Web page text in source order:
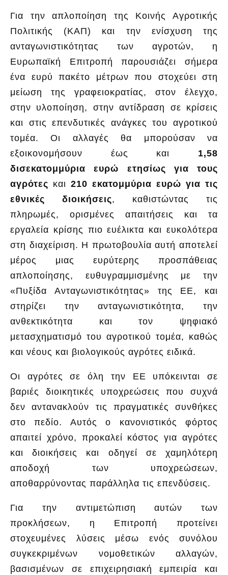
Για την απλοποίηση της Κοινής Αγροτικής
Πολιτικής (ΚΑΠ) και την ενίσχυση της
ανταγωνιστικότητας των αγροτών, η
Ευρωπαϊκή Επιτροπή παρουσιάζει σήμερα
ένα ευρύ πακέτο μέτρων που στοχεύει στη
μείωση της γραφειοκρατίας, στον έλεγχο,
στην υλοποίηση, στην αντίδραση σε κρίσεις
και στις επενδυτικές ανάγκες του αγροτικού
τομέα. Οι αλλαγές θα μπορούσαν να
εξοικονομήσουν έως και 1,58
δισεκατομμύρια ευρώ ετησίως για τους
αγρότες και 210 εκατομμύρια ευρώ για τις
εθνικές διοικήσεις, καθιστώντας τις
πληρωμές, ορισμένες απαιτήσεις και τα
εργαλεία κρίσης πιο ευέλικτα και ευκολότερα
στη διαχείριση. Η πρωτοβουλία αυτή αποτελεί
μέρος μιας ευρύτερης προσπάθειας
απλοποίησης, ευθυγραμμισμένης με την
«Πυξίδα Ανταγωνιστικότητας» της ΕΕ, και
στηρίζει την ανταγωνιστικότητα, την
ανθεκτικότητα και τον ψηφιακό
μετασχηματισμό του αγροτικού τομέα, καθώς
και νέους και βιολογικούς αγρότες ειδικά.
Οι αγρότες σε όλη την ΕΕ υπόκεινται σε
βαριές διοικητικές υποχρεώσεις που συχνά
δεν αντανακλούν τις πραγματικές συνθήκες
στο πεδίο. Αυτός ο κανονιστικός φόρτος
απαιτεί χρόνο, προκαλεί κόστος για αγρότες
και διοικήσεις και οδηγεί σε χαμηλότερη
αποδοχή των υποχρεώσεων,
αποθαρρύνοντας παράλληλα τις επενδύσεις.
Για την αντιμετώπιση αυτών των
προκλήσεων, η Επιτροπή προτείνει
στοχευμένες λύσεις μέσω ενός συνόλου
συγκεκριμένων νομοθετικών αλλαγών,
βασισμένων σε επιχειρησιακή εμπειρία και